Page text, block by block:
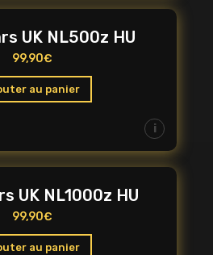
UK NL500z HU
99,90€
au panier
i
UK NL1000z HU
99,90€
au panier